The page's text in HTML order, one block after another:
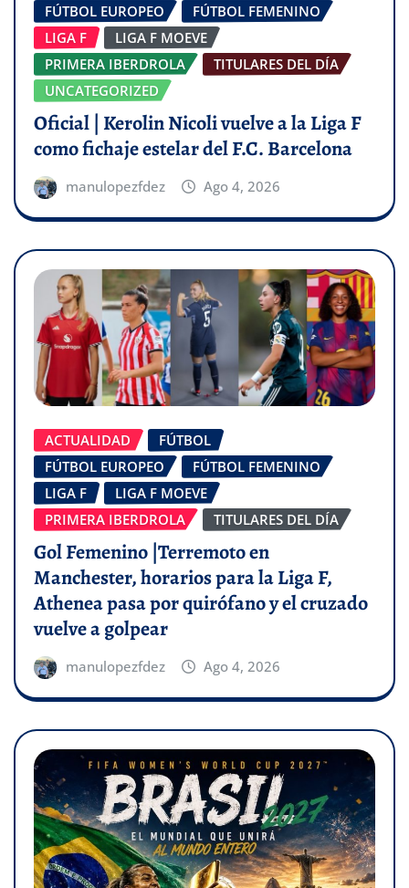
FÚTBOL EUROPEO
FÚTBOL FEMENINO
LIGA F
LIGA F MOEVE
PRIMERA IBERDROLA
TITULARES DEL DÍA
UNCATEGORIZED
Oficial | Kerolin Nicoli vuelve a la Liga F
como fichaje estelar del F.C. Barcelona
manulopezfdez Ago 4, 2026
ACTUALIDAD
FÚTBOL
FÚTBOL EUROPEO
FÚTBOL FEMENINO
LIGA F
LIGA F MOEVE
PRIMERA IBERDROLA
TITULARES DEL DÍA
Gol Femenino |Terremoto en
Manchester, horarios para la Liga F,
Athenea pasa por quirófano y el cruzado
vuelve a golpear
manulopezfdez Ago 4, 2026